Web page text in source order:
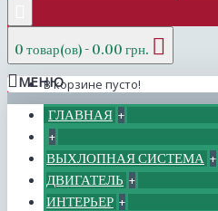
0 товар(ов) - 0.00 грн.
В корзине пусто!
МЕНЮ
ГЛАВНАЯ +
+
ВЫХЛОПНАЯ СИСТЕМА +
ДВИГАТЕЛЬ +
ИНТЕРЬЕР +